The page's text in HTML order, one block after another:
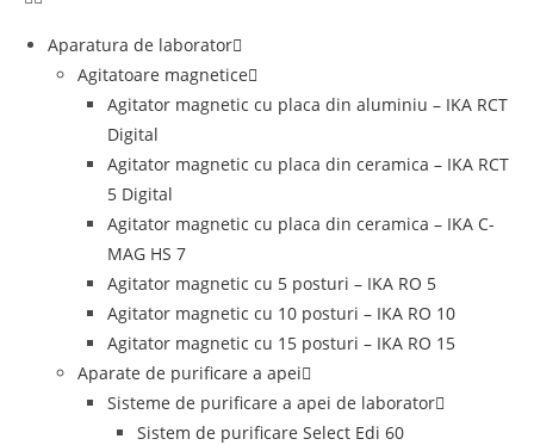
Aparatura de laborator
Agitatoare magnetice
Agitator magnetic cu placa din aluminiu – IKA RCT
Digital
Agitator magnetic cu placa din ceramica – IKA RCT
5 Digital
Agitator magnetic cu placa din ceramica – IKA C-
MAG HS 7
Agitator magnetic cu 5 posturi – IKA RO 5
Agitator magnetic cu 10 posturi – IKA RO 10
Agitator magnetic cu 15 posturi – IKA RO 15
Aparate de purificare a apei
Sisteme de purificare a apei de laborator
Sistem de purificare Select Edi 60